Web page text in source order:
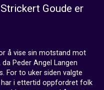
Goude er
å vise sin motstand mot
Peder Angel Langen
For to uker siden valgte
i ettertid oppfordret folk